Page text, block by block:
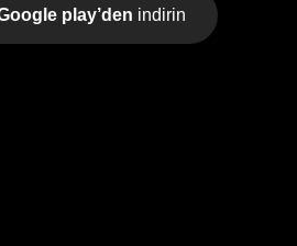
play’den indirin